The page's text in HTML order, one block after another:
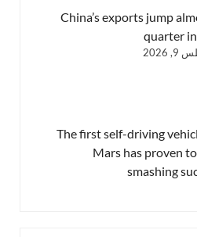
China’s exports jump
quarter
The first self-driving
Mars has proven
smashing